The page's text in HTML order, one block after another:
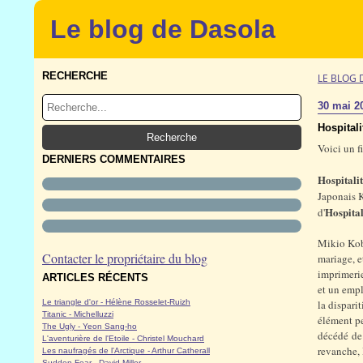
Le blog de Dasola
RECHERCHE
DERNIERS COMMENTAIRES
Contacter le propriétaire du blog
ARTICLES RÉCENTS
Le triangle d'or - Hélène Rosselet-Ruizh
Titanic - Michelluzzi
The Ugly - Yeon Sang-ho
L'aventurière de l'Etoile - Christel Mouchard
Les naufragés de l'Arctique - Arthur Catherall
LE BLOG
30 mai
Voici un
Japonais
d'
Mikio
mariage,
et un
la
élément
décédé